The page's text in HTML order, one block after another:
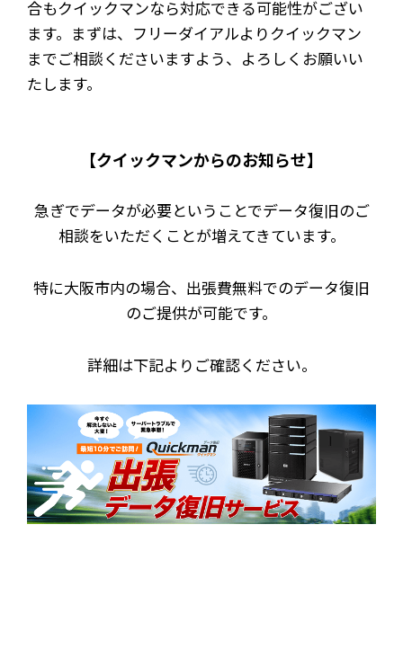
合もクイックマンなら対応できる可能性がござい
ます。まずは、フリーダイアルよりクイックマン
までご相談くださいますよう、よろしくお願いい
たします。
【クイックマンからのお知らせ】
急ぎでデータが必要ということでデータ復旧のご
相談をいただくことが増えてきています。
特に大阪市内の場合、出張費無料でのデータ復旧
のご提供が可能です。
詳細は下記よりご確認ください。